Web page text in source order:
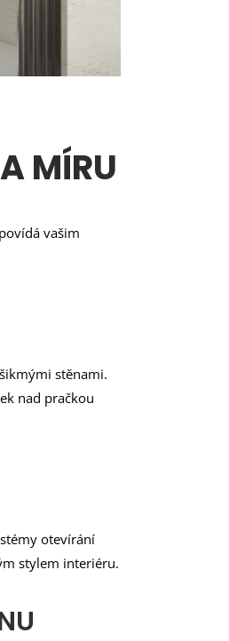
MÍRU
vašim
stěnami.
nad pračkou
otevírání
stylem interiéru.